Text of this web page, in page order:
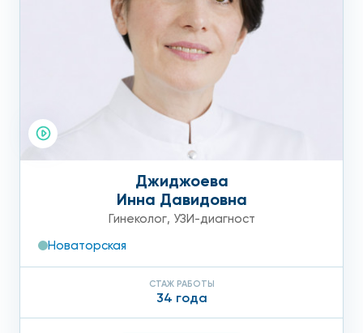
Джиджоева
Инна Давидовна
Гинеколог, УЗИ-диагност
Новаторская
СТАЖ РАБОТЫ
34 года